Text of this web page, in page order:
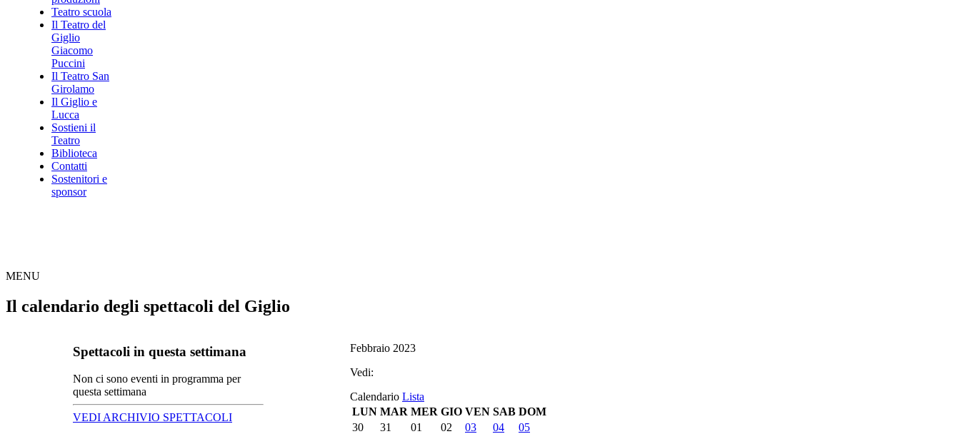
Teatro scuola
Il Teatro del
Giglio
Giacomo
Puccini
Il Teatro San
Girolamo
Il Giglio e
Lucca
Sostieni il
Teatro
Biblioteca
Contatti
Sostenitori e
sponsor
MENU
Il calendario degli spettacoli del Giglio
Spettacoli in questa settimana
Non ci sono eventi in programma per
questa settimana
VEDI ARCHIVIO SPETTACOLI
Febbraio 2023
Vedi:
Calendario Lista
LUN MAR MER GIO VEN SAB DOM
30
31 01 02 03 04
05